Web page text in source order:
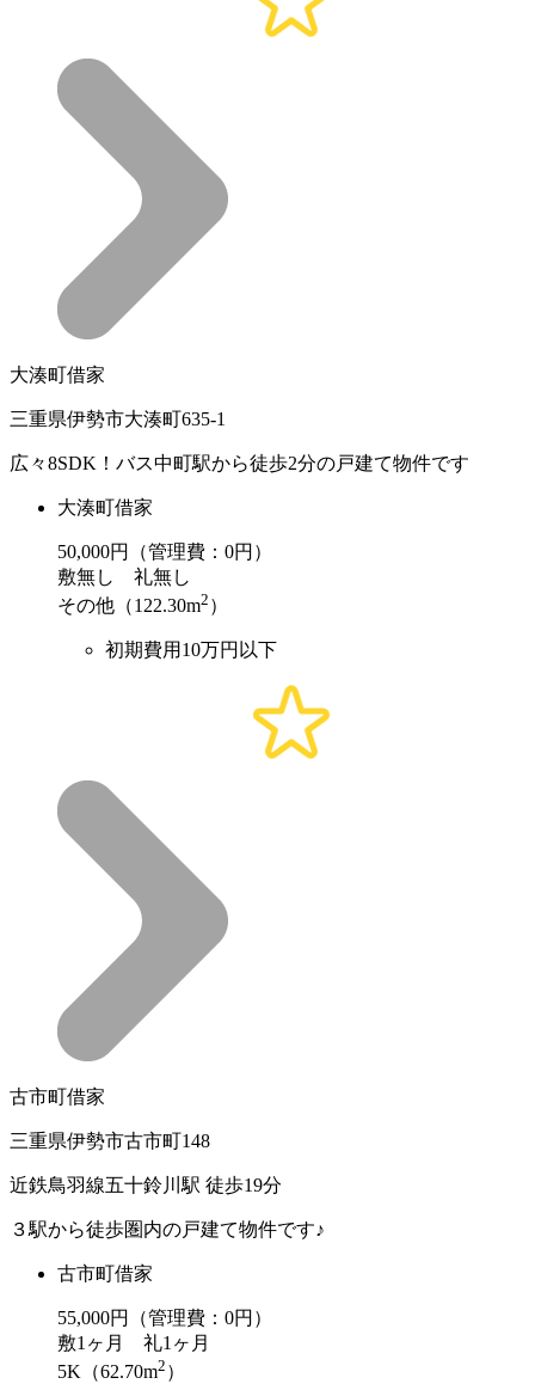
大湊町借家
三重県伊勢市大湊町635-1
広々8SDK！バス中町駅から徒歩2分の戸建て物件です
大湊町借家
50,000円（管理費：0円）
敷無し 礼無し
その他（122.30m2 ）
初期費用10万円以下
古市町借家
三重県伊勢市古市町148
近鉄鳥羽線五十鈴川駅 徒歩19分
３駅から徒歩圏内の戸建て物件です♪
古市町借家
55,000円（管理費：0円）
敷1ヶ月 礼1ヶ月
5K（62.70m2 ）